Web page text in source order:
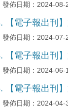
佈日期：2024-08-
【電子報出刊
佈日期：2024-07-
【電子報出刊
佈日期：2024-06-
【電子報出刊
佈日期：2024-04-